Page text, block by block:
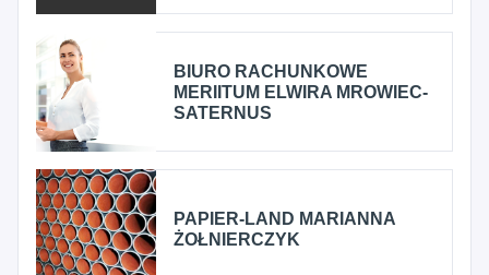
BIURO RACHUNKOWE
MERIITUM ELWIRA MROWIEC-
SATERNUS
PAPIER-LAND MARIANNA
ŻOŁNIERCZYK